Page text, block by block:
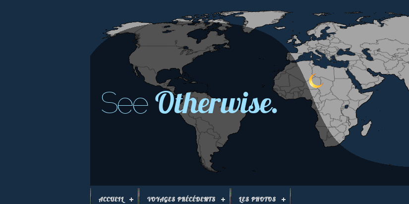
See Otherwise.
ACCUEIL VOYAGES PRÉCÉDENTS LES PHOTOS